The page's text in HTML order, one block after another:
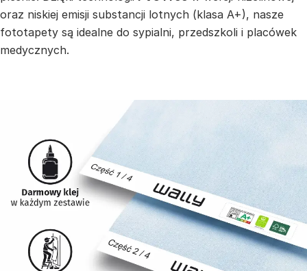
oraz niskiej emisji substancji lotnych (klasa A+), nasze
fototapety są idealne do sypialni, przedszkoli i placówek
medycznych.